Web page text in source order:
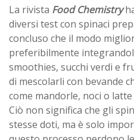
La rivista Food Chemistry
diversi test con spinaci
concluso che il modo
preferibilmente
smoothies, succhi verdi e
di mescolarli con bevande
come mandorle, noci o latte
Ciò non significa che gli
stesse doti, ma è solo